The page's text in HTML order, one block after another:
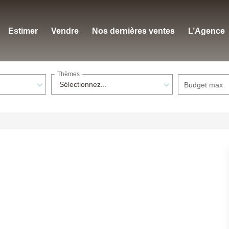
Estimer Vendre Nos dernières ventes L’Agence
Sélectionnez...
Thèmes
Budget max